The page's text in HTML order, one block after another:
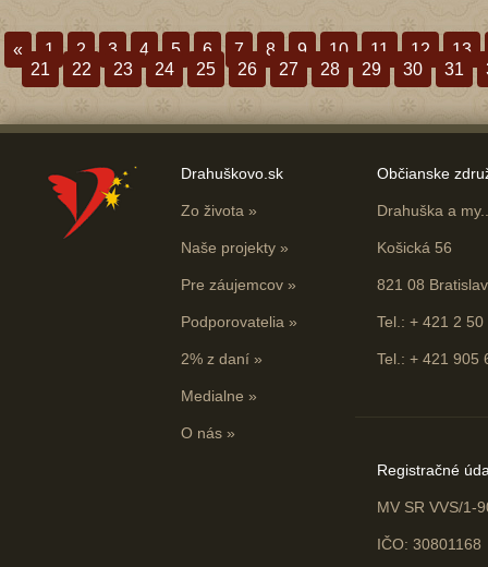
« 1 2 3 4 5 6 7 8 9 10 11 12
13
21
22 23 24 25 26 27 28 29 30 31
Drahuškovo.sk
Zo života »
Naše projekty »
Pre záujemcov »
Podporovatelia »
2% z daní »
Medialne »
O nás »
Občianske
Drahuška a
Košická 56
821 08
Tel.: + 421 2
Tel.: + 421 905
Registračné
MV SR VVS/1-
IČO: 30801168